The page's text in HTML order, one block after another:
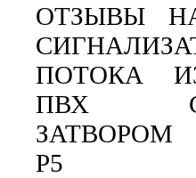
ОТЗЫВЫ
ПОТОКА
ПВХ
ЗАТВОРОМ
P5